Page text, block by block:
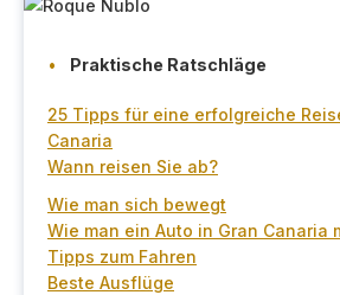
Praktische Ratschläge
25 Tipps für eine erfolgreiche
Canaria
Wann reisen Sie ab?
Wie man sich bewegt
Wie man ein Auto in Gran Canaria
Tipps zum Fahren
Beste Ausflüge